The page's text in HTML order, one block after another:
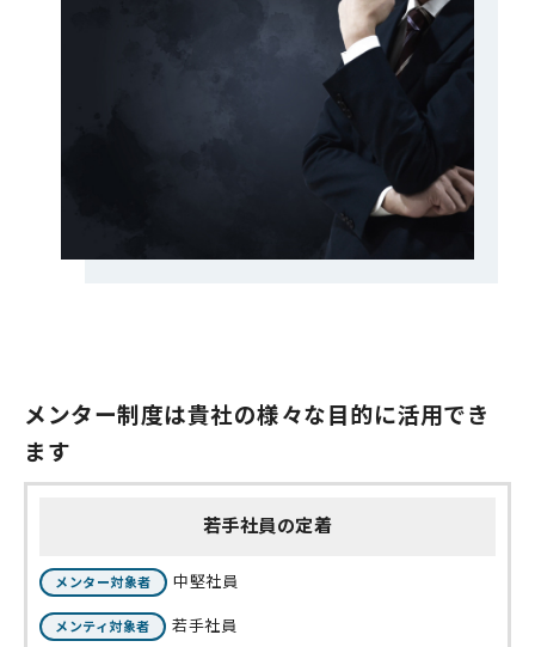
メンター制度は貴社の様々な目的に活用でき
ます
若手社員の定着
メンター対象者 中堅社員
メンティ対象者 若手社員